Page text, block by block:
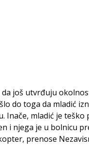
još utvrđuju
do toga da mladić
Inače, mladić je teško
i njega je u bolnicu
prenose